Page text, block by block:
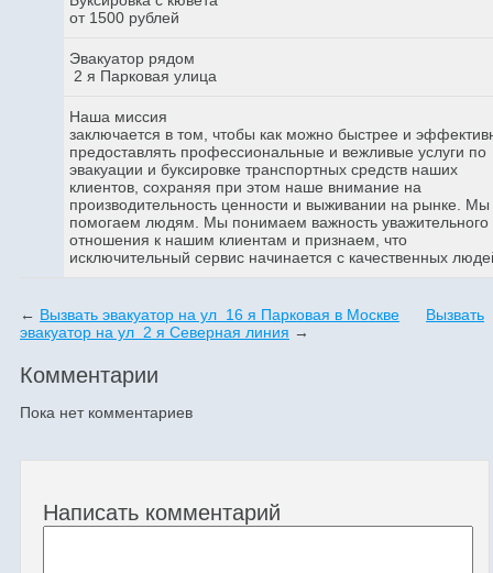
от 1500 рублей
Эвакуатор рядом
2 я Парковая улица
Наша миссия
заключается в том, чтобы как можно быстрее и
предоставлять профессиональные и вежливые услуги по
эвакуации и буксировке транспортных средств наших
клиентов, сохраняя при этом наше внимание на
производительность ценности и выживании на рынке. Мы
помогаем людям. Мы понимаем важность уважительного
отношения к нашим клиентам и признаем, что
исключительный сервис начинается с качественных
← Вызвать эвакуатор на ул 16 я Парковая в Москве
Вызвать
эвакуатор на ул 2 я Северная линия →
Комментарии
Пока нет комментариев
Написать комментарий